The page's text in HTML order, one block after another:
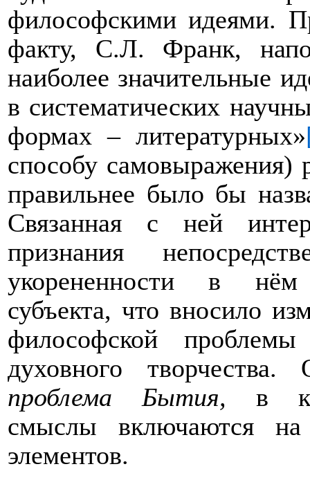
философскими идеями.
факту, С.Л. Франк,
наиболее значительные
в систематических
формах – литературных»
способу
правильнее было бы
Связанная с ней
признания
укорененности в нём
субъекта, что вносило
философской
духовного творчества.
проблема Бытия, в
смыслы включаются на
элементов.